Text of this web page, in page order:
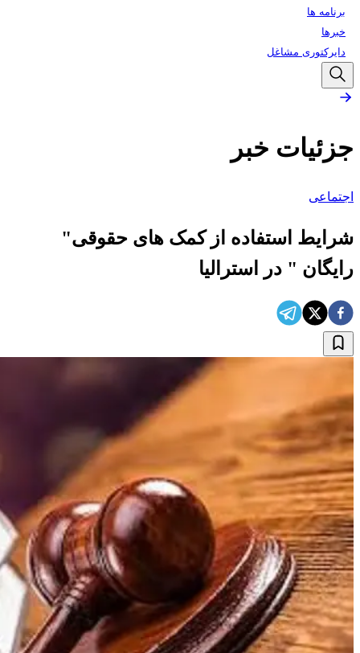
برنامه ها
خبرها
دایرکتوری مشاغل
جزئیات خبر
اجتماعی
شرایط استفاده از کمک های حقوقی"
رایگان " در استرالیا